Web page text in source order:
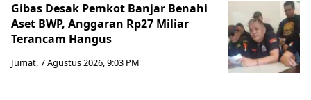
Gibas Desak Pemkot Banjar Benahi
Aset BWP, Anggaran Rp27 Miliar
Terancam Hangus
Jumat, 7 Agustus 2026, 9:03 PM